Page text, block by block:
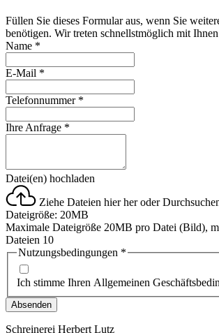
Füllen Sie dieses Formular aus, wenn Sie
benötigen. Wir treten schnellstmöglich mit
Name *
E-Mail *
Telefonnummer *
Ihre Anfrage *
Datei(en) hochladen
Ziehe Dateien hier her oder
Dateigröße: 20MB
Maximale Dateigröße 20MB pro Datei (Bild),
Dateien 10
Nutzungsbedingungen *
Ich stimme Ihren Allgemeinen
Absenden
Schreinerei Herbert Lutz